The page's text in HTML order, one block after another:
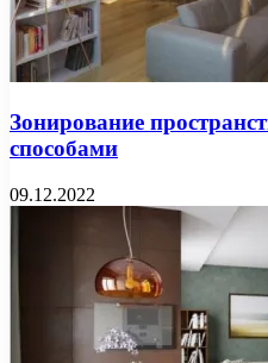
Зонирование
способами
09.12.2022